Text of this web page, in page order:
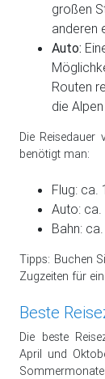
großen
anderen
Auto:
Routen
die
Die
benötigt man:
Flug: ca.
Auto: ca.
Bahn:
Tipps: Buchen
Zugzeiten für
Beste
Die beste
April und